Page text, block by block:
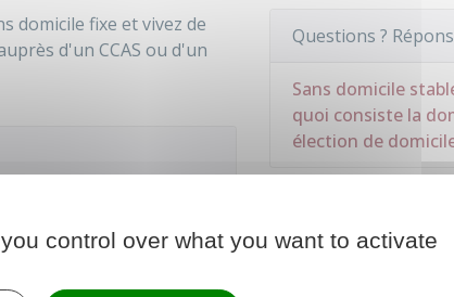
domicile fixe et vivez de
d'un CCAS ou d'un
5
Questions ?
Sans domicile
quoi consiste la
élection de
control over what you want to activate